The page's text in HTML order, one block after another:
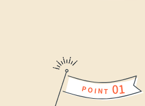
POINT01